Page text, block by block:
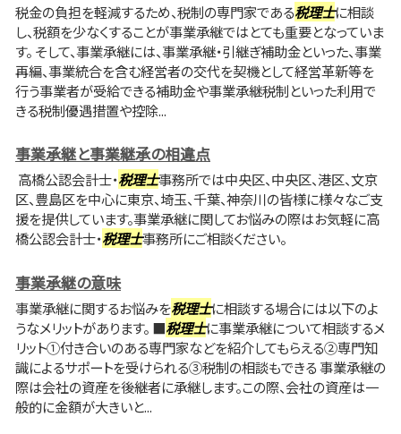
税金の負担を軽減するため、税制の専門家である税理士に相談
し、税額を少なくすることが事業承継ではとても重要となっていま
す。 そして、事業承継には、事業承継・引継ぎ補助金といった、事業
再編、事業統合を含む経営者の交代を契機として経営革新等を
行う事業者が受給できる補助金や事業承継税制といった利用で
きる税制優遇措置や控除...
事業承継と事業継承の相違点
高橋公認会計士・税理士事務所では中央区、中央区、港区、文京
区、豊島区を中心に東京、埼玉、千葉、神奈川の皆様に様々なご支
援を提供しています。事業承継に関してお悩みの際はお気軽に高
橋公認会計士・税理士事務所にご相談ください。
事業承継の意味
事業承継に関するお悩みを税理士に相談する場合には以下のよ
うなメリットがあります。 ■税理士に事業承継について相談するメ
リット①付き合いのある専門家などを紹介してもらえる②専門知
識によるサポートを受けられる③税制の相談もできる 事業承継の
際は会社の資産を後継者に承継します。この際、会社の資産は一
般的に金額が大きいと...